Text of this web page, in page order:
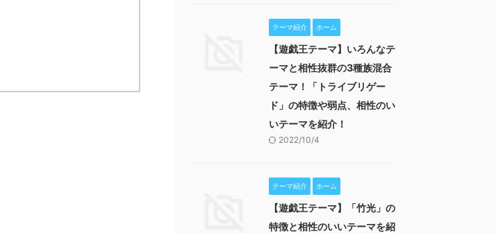
テーマ紹介 ホーム
【遊戯王テーマ】いろんなテ
ーマと相性抜群の3種族混合
テーマ！「トライブリゲー
ド」の特徴や弱点、相性のい
いテーマを紹介！
2022/10/4
テーマ紹介 ホーム
【遊戯王テーマ】「竹光」の
特徴と相性のいいテーマを紹